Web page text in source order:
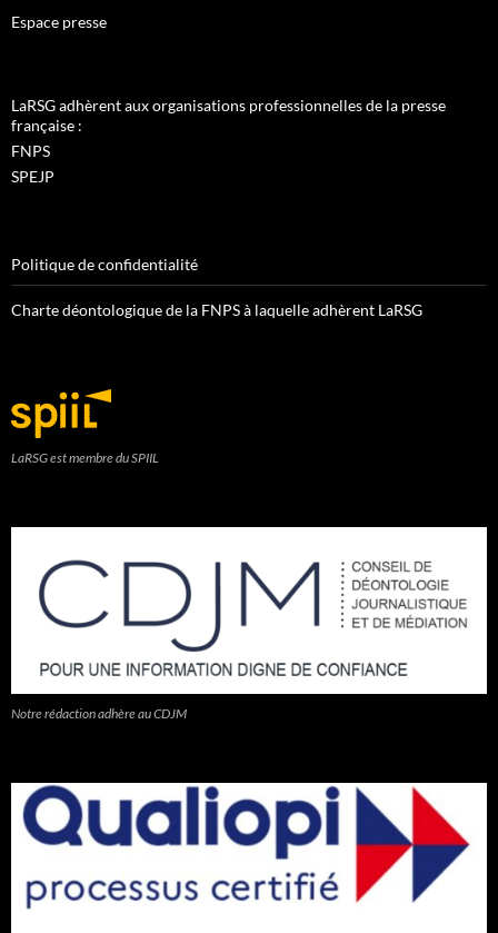
Espace presse
LaRSG adhèrent aux organisations professionnelles de la presse
française :
FNPS
SPEJP
Politique de confidentialité
Charte déontologique de la FNPS à laquelle adhèrent LaRSG
LaRSG est membre du SPIIL
Notre rédaction adhère au CDJM